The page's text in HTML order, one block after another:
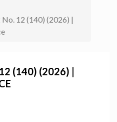
No. 12 (140) (2026) |
(140) (2026) |